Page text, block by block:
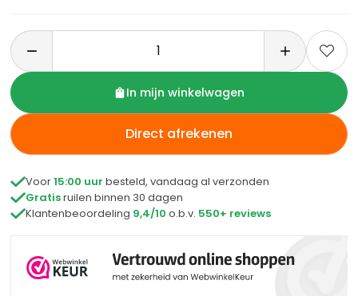

In mijn winkelwagen
Direct afrekenen
Voor15:00 uur besteld, vandaag al verzonden
Gratisruilen binnen 30 dagen
Klantenbeoordeling 9,4/10 o.b.v. 550+ reviews